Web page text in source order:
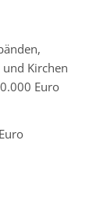
Kirchen
Euro